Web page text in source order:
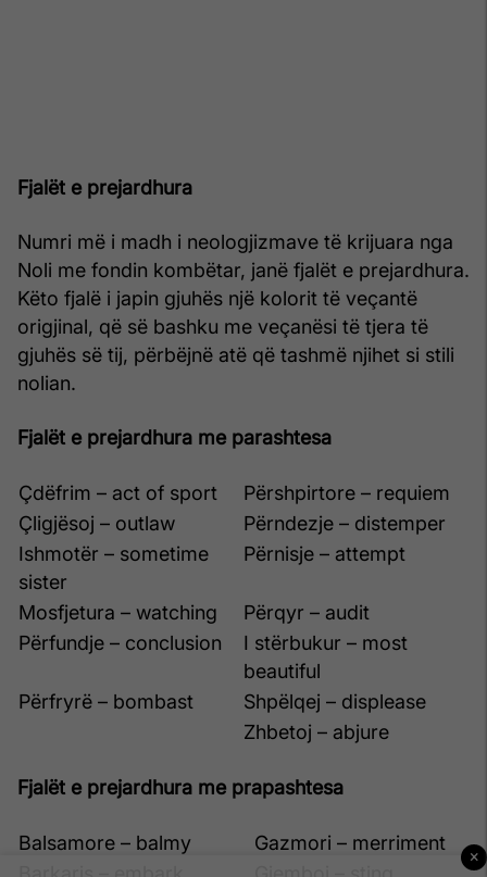
Fjalët e prejardhura
Numri më i madh i neologjizmave të krijuara nga
Noli me fondin kombëtar, janë fjalët e prejardhura.
Këto fjalë i japin gjuhës një kolorit të veçantë
origjinal, që së bashku me veçanësi të tjera të
gjuhës së tij, përbëjnë atë që tashmë njihet si stili
nolian.
Fjalët e prejardhura me parashtesa
Çdëfrim – act of sport
Përshpirtore – requiem
Çligjësoj – outlaw
Përndezje – distemper
Ishmotër – sometime
sister
Përnisje – attempt
Mosfjetura – watching
Përqyr – audit
Përfundje – conclusion
I stërbukur – most
beautiful
Përfryrë – bombast
Shpëlqej – displease
Zhbetoj – abjure
Fjalët e prejardhura me prapashtesa
Balsamore – balmy
Gazmori – merriment
×